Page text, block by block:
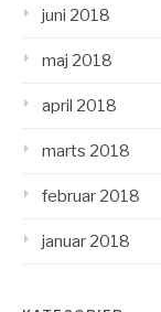
juni 2018
maj 2018
april 2018
marts 2018
februar 2018
januar 2018